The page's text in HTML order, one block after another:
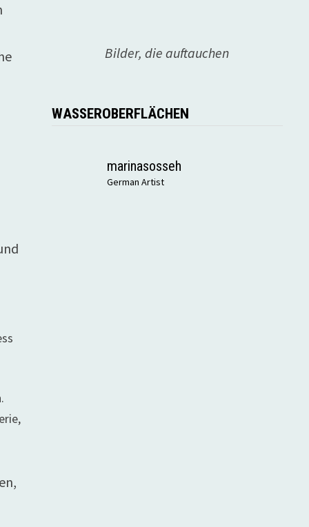
Bilder, die auftauchen
WASSEROBERFLÄCHEN
marinasosseh
German Artist